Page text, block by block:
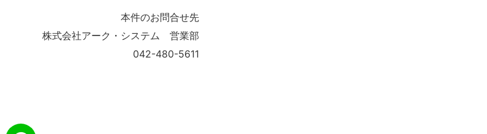
本件のお問合せ先
株式会社アーク・システム 営業部
042-480-5611